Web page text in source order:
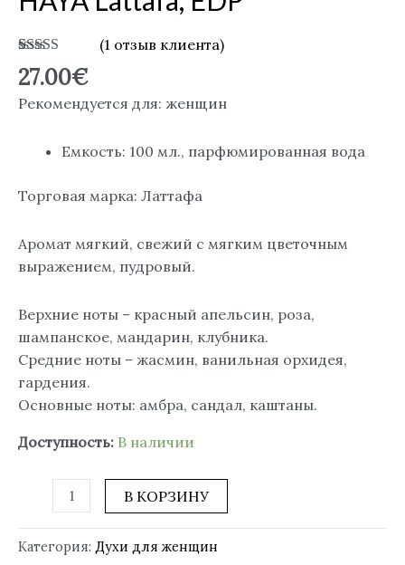
Рейтинг
5.00из 5 на
опроса
1
(1 отзыв клиента)
27.00€
Рекомендуется для: женщин
Емкость: 100 мл., парфюмированная вода
Торговая марка: Латтафа
Аромат мягкий, свежий с мягким цветочным
выражением, пудровый.
Верхние ноты – красный апельсин, роза,
шампанское, мандарин, клубника.
Средние ноты – жасмин, ванильная орхидея,
гардения.
Основные ноты: амбра, сандал, каштаны.
Доступность: В наличии
EDP
В КОРЗИНУ
Категория: Духи для женщин